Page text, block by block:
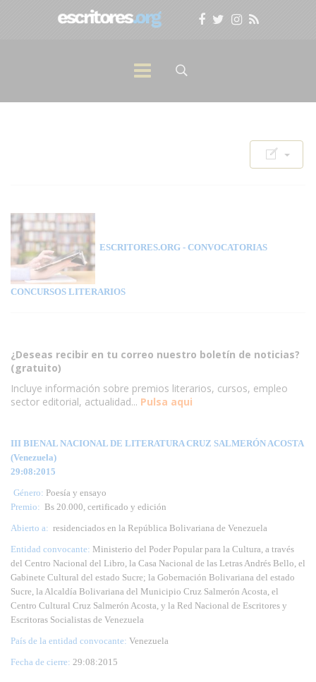
ESCRITORES.ORG - CONVOCATORIAS
CONCURSOS LITERARIOS
¿Deseas recibir en tu correo nuestro boletín de noticias?
(gratuito)
Incluye información sobre premios literarios, cursos, empleo
sector editorial, actualidad... Pulsa aqui
III BIENAL NACIONAL DE LITERATURA CRUZ SALMERÓN ACOSTA
(Venezuela)
29:08:2015
Género: Poesía y ensayo
Premio: Bs 20.000, certificado y edición
Abierto a: residenciados en la República Bolivariana de Venezuela
Entidad convocante: Ministerio del Poder Popular para la Cultura, a través
del Centro Nacional del Libro, la Casa Nacional de las Letras Andrés Bello, el
Gabinete Cultural del estado Sucre; la Gobernación Bolivariana del estado
Sucre, la Alcaldía Bolivariana del Municipio Cruz Salmerón Acosta, el
Centro Cultural Cruz Salmerón Acosta, y la Red Nacional de Escritores y
Escritoras Socialistas de Venezuela
País de la entidad convocante: Venezuela
Fecha de cierre: 29:08:2015